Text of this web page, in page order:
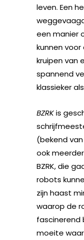
leven. Een
een manier
kunnen
kruipen van
spannend
klassieker
BZRKis
(bekend
ook
BZRK, die
robots
zijn haast
waarop de
fascinerend
moeite